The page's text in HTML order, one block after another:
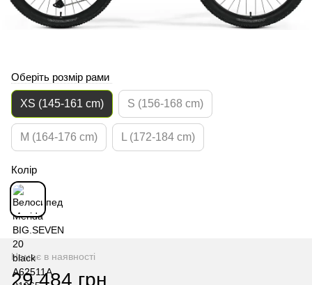
Оберіть розмір рами
XS (145-161 cm) S (156-168 cm)
M (164-176 cm) L (172-184 cm)
Колір
Немає в наявності
29 484 грн